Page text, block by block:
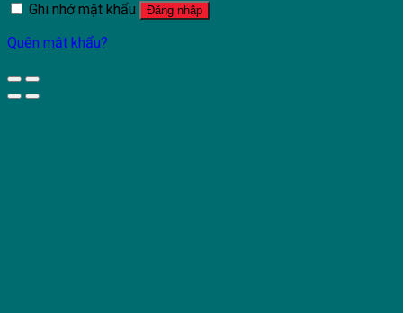
Ghi nhớ mật khẩu
Đăng nhập
Quên mật khẩu?